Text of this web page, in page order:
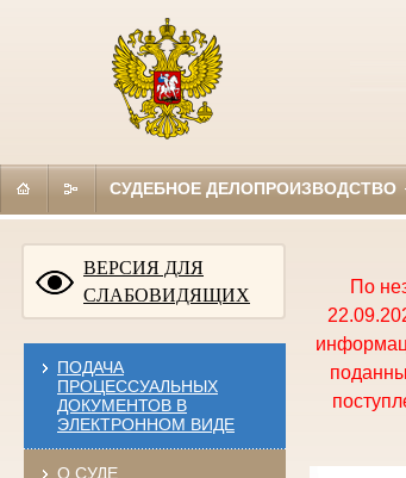
СУДЕБНОЕ ДЕЛОПРОИЗВОДСТВО
ВЕРСИЯ ДЛЯ
СЛАБОВИДЯЩИХ
ПОДАЧА
ПРОЦЕССУАЛЬНЫХ
ДОКУМЕНТОВ В
ЭЛЕКТРОННОМ ВИДЕ
О СУДЕ
По